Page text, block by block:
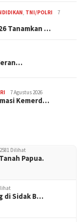
, TNI/POLRI
7
Tanamkan …
7 Agustus 2026
Kemerd…
Dilihat
Papua.
di Sidak B…